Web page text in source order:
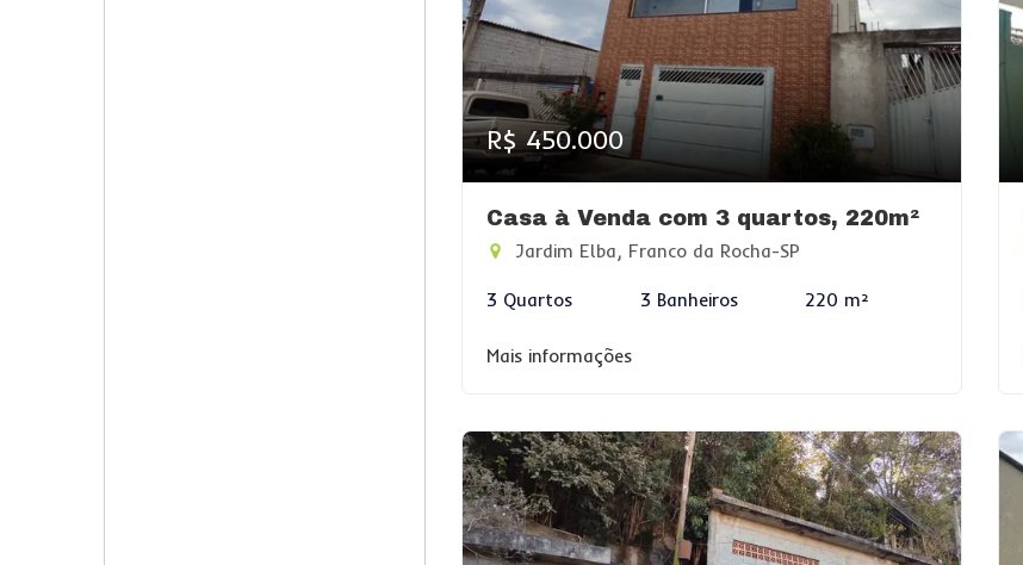
R$ 450.000
Casa à Venda com 3 quartos, 220m²
Jardim Elba, Franco da Rocha-SP
3 Quartos 3 Banheiros 220 m²
Mais informações